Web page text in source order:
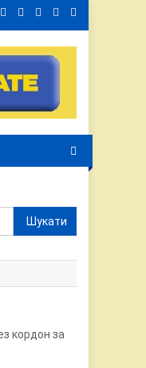
Пошук:
кордон за